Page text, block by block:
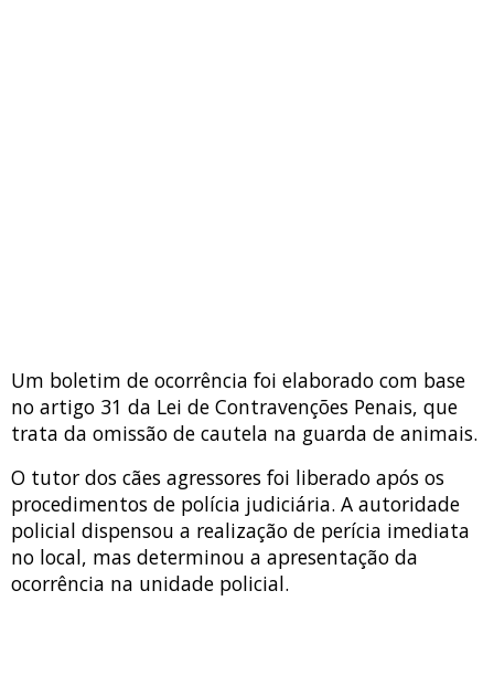
Um boletim de ocorrência foi elaborado com base
no artigo 31 da Lei de Contravenções Penais, que
trata da omissão de cautela na guarda de animais.
O tutor dos cães agressores foi liberado após os
procedimentos de polícia judiciária. A autoridade
policial dispensou a realização de perícia imediata
no local, mas determinou a apresentação da
ocorrência na unidade policial.